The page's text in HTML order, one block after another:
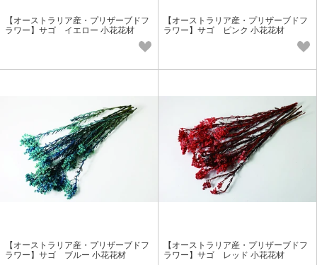
【オーストラリア産・プリザーブドフ
ラワー】サゴ イエロー 小花花材
【オーストラリア産・プリザーブドフ
ラワー】サゴ ピンク 小花花材
【オーストラリア産・プリザーブドフ
ラワー】サゴ ブルー 小花花材
【オーストラリア産・プリザーブドフ
ラワー】サゴ レッド 小花花材